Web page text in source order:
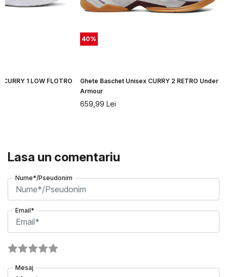
1 LOW FLOTRO
40%
Ghete Baschet Unisex CURRY 2 RETRO Under
Armour
659,99 Lei
Lasa un comentariu
Nume*/Pseudonim
Email*
Mesaj